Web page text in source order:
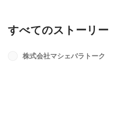
固定された投稿
すべてのストーリー
株式会社マシェバラトーク